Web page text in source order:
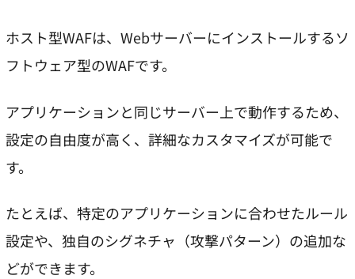
ホスト型WAFは、Webサーバーにインストールするソ
フトウェア型のWAFです。
アプリケーションと同じサーバー上で動作するため、
設定の自由度が高く、詳細なカスタマイズが可能で
す。
たとえば、特定のアプリケーションに合わせたルール
設定や、独自のシグネチャ（攻撃パターン）の追加な
どができます。